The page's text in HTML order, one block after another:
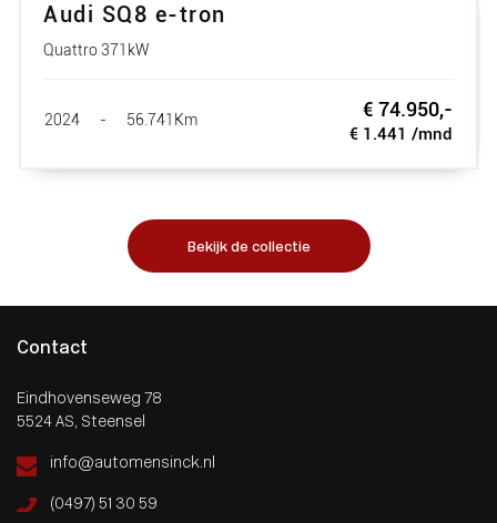
Audi SQ8 e-tron
Quattro 371kW
2024 - 56.741Km € 74.950,-
€ 1.441 /mnd
Bekijk de collectie
Contact
Eindhovenseweg 78
5524 AS, Steensel
info@automensinck.nl
(0497) 51 30 59